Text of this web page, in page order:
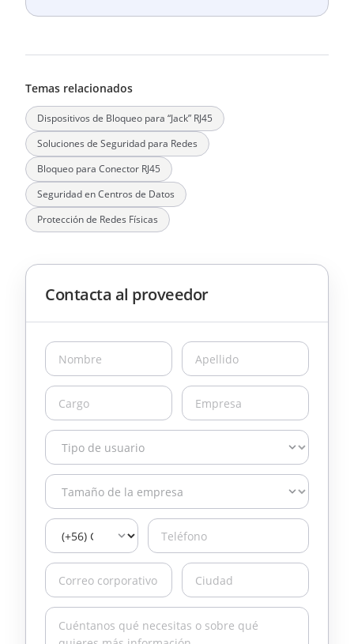
Temas relacionados
Dispositivos de Bloqueo para “Jack” RJ45
Soluciones de Seguridad para Redes
Bloqueo para Conector RJ45
Seguridad en Centros de Datos
Protección de Redes Físicas
Contacta al proveedor